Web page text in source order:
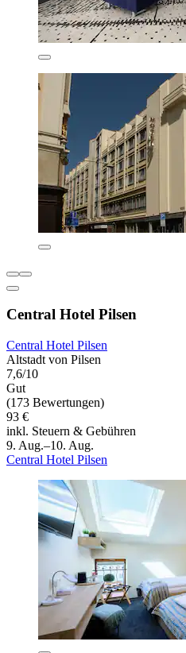
Central Hotel Pilsen
Central Hotel Pilsen
Altstadt von Pilsen
7,6/10
Gut
(173 Bewertungen)
93 €
inkl. Steuern & Gebühren
9. Aug.–10. Aug.
Central Hotel Pilsen